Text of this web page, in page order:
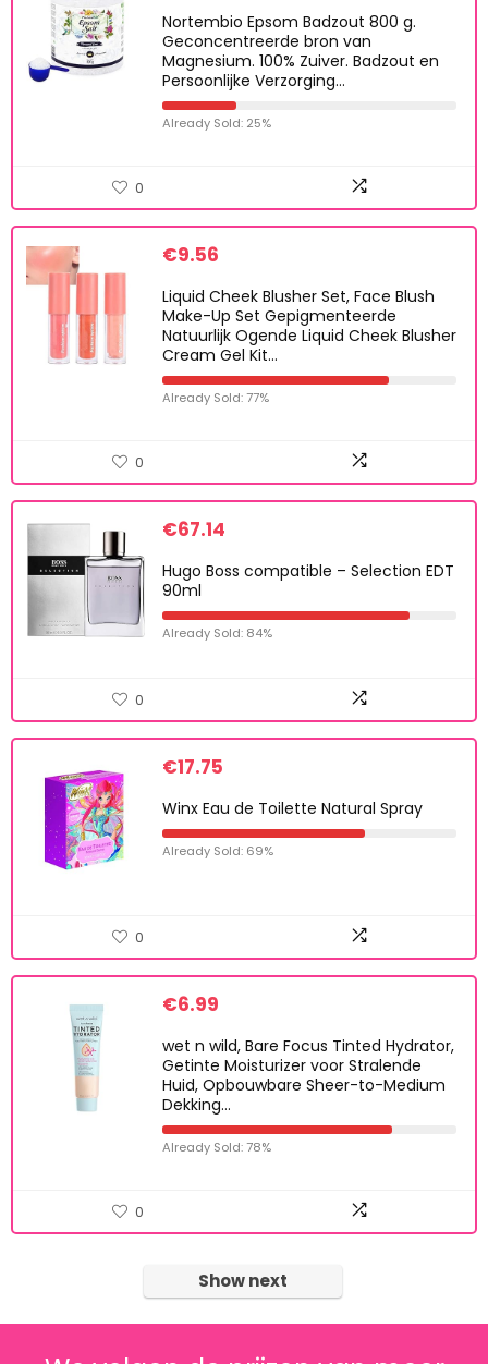
Nortembio Epsom Badzout 800 g.
Geconcentreerde bron van
Magnesium. 100% Zuiver. Badzout en
Persoonlijke Verzorging…
Already Sold: 25%
0
€9.56
Liquid Cheek Blusher Set, Face Blush
Make-Up Set Gepigmenteerde
Natuurlijk Ogende Liquid Cheek Blusher
Cream Gel Kit…
Already Sold: 77%
0
€67.14
Hugo Boss compatible – Selection EDT
90ml
Already Sold: 84%
0
€17.75
Winx Eau de Toilette Natural Spray
Already Sold: 69%
0
€6.99
wet n wild, Bare Focus Tinted Hydrator,
Getinte Moisturizer voor Stralende
Huid, Opbouwbare Sheer-to-Medium
Dekking…
Already Sold: 78%
0
Show next